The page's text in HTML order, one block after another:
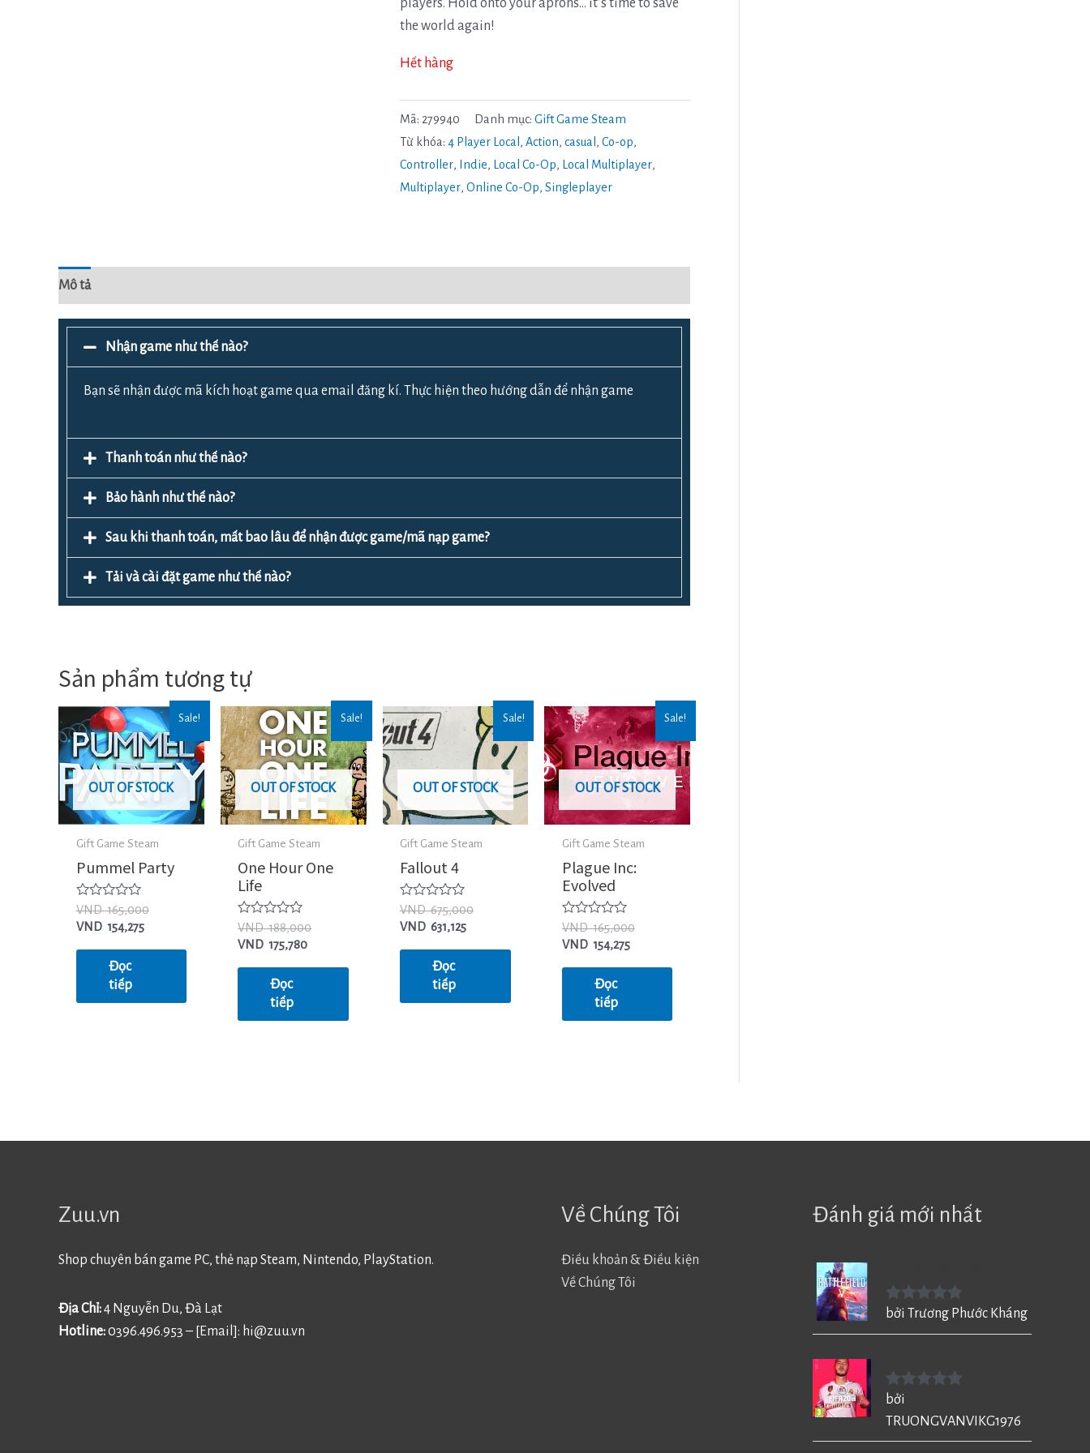
players. Hold onto your aprons… it’s time to save
the world again!
Hết hàng
Mã: 279940 Danh mục: Gift Game Steam
Từ khóa: 4 Player Local , Action, casual , Co-op,
Controller, Indie, Local Co-Op, Local Multiplayer,
Multiplayer, Online Co-Op, Singleplayer
Mô tả
Nhận game như thế nào?
Bạn sẽ nhận được mã kích hoạt game qua email đăng kí. Thực hiện theo hướng dẫn để nhận game
Thanh toán như thế nào?
Bảo hành như thế nào?
Sau khi thanh toán, mất bao lâu để nhận được game/mã nạp game?
Tải và cài đặt game như thế nào?
Sản phẩm tương tự
Sale!
OUT OF STOCK
Gift Game Steam
Pummel Party
Được
xếp
hạng
VND165,000
VND 154,275
Đọc
tiếp
Sale!
OUT OF STOCK
Gift Game Steam
One Hour One
Life
Được
xếp
hạng
VND188,000
VND 175,780
Đọc
tiếp
Sale!
OUT OF STOCK
Gift Game Steam
Fallout 4
Được
xếp
hạng
VND675,000
VND 631,125
Đọc
tiếp
Sale!
OUT OF STOCK
Gift Game Steam
Plague Inc:
Evolved
Được
xếp
hạng
VND165,000
VND 154,275
Đọc
tiếp
Zuu.vn
Shop chuyên bán game PC, thẻ nạp Steam, Nintendo, PlayStation.
Địa Chỉ:4 Nguyễn Du, Đà Lạt
Hotline:0396.496.953 – [Email]: hi@zuu.vn
Về Chúng Tôi
Điều khoản & Điều kiện
Về Chúng Tôi
Đánh giá mới nhất
Được xếp
bởi Trương Phước Kháng
Được xếp
hạng5 5
sao
bởi
TRUONGVANVIKG1976